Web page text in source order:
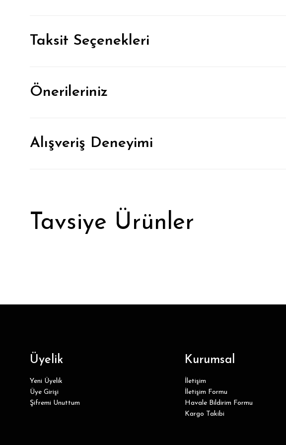
Taksit Seçenekleri
Önerileriniz
Alışveriş Deneyimi
Tavsiye Ürünler
Üyelik
Yeni Üyelik
Üye Girişi
Şifremi Unuttum
Kurumsal
İletişim
İletişim Formu
Havale Bildirim Formu
Kargo Takibi